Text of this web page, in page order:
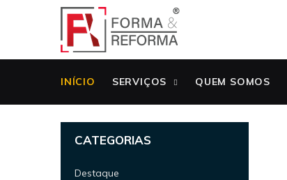
INÍCIO SERVIÇOS QUEM SOMOS
CATEGORIAS
Destaque